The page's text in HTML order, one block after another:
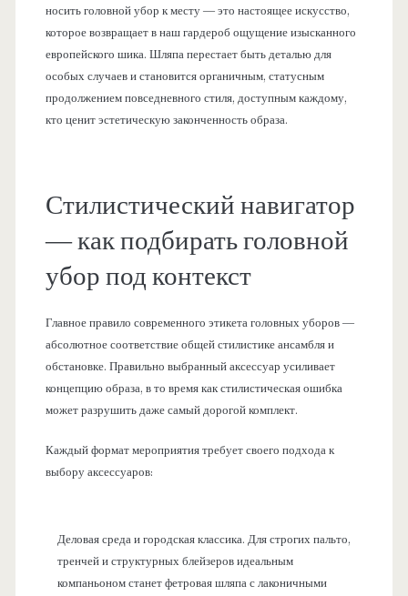
носить головной убор к месту — это настоящее искусство,
которое возвращает в наш гардероб ощущение изысканного
европейского шика. Шляпа перестает быть деталью для
особых случаев и становится органичным, статусным
продолжением повседневного стиля, доступным каждому,
кто ценит эстетическую законченность образа.
Стилистический навигатор
— как подбирать головной
убор под контекст
Главное правило современного этикета головных уборов —
абсолютное соответствие общей стилистике ансамбля и
обстановке. Правильно выбранный аксессуар усиливает
концепцию образа, в то время как стилистическая ошибка
может разрушить даже самый дорогой комплект.
Каждый формат мероприятия требует своего подхода к
выбору аксессуаров:
Деловая среда и городская классика. Для строгих пальто,
тренчей и структурных блейзеров идеальным
компаньоном станет фетровая шляпа с лаконичными